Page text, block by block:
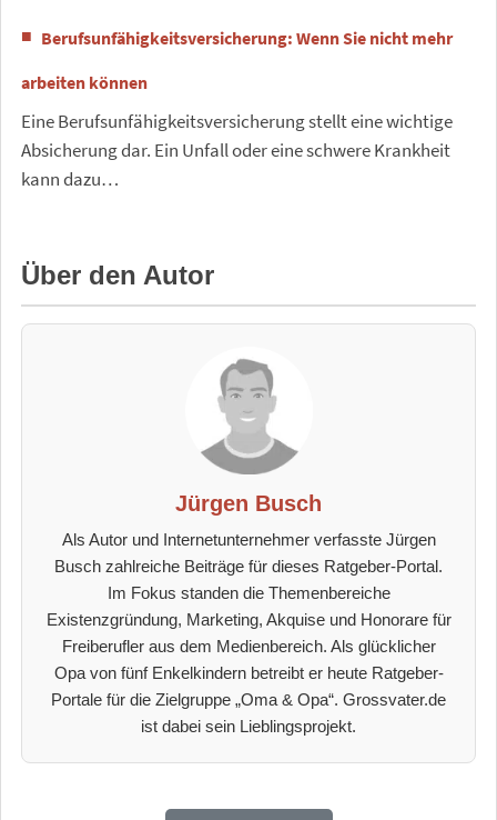
Berufsunfähigkeitsversicherung: Wenn Sie nicht mehr
arbeiten können
Eine Berufsunfähigkeitsversicherung stellt eine wichtige
Absicherung dar. Ein Unfall oder eine schwere Krankheit
kann dazu…
Über den Autor
Jürgen Busch
Als Autor und Internetunternehmer verfasste Jürgen
Busch zahlreiche Beiträge für dieses Ratgeber-Portal.
Im Fokus standen die Themenbereiche
Existenzgründung, Marketing, Akquise und Honorare für
Freiberufler aus dem Medienbereich. Als glücklicher
Opa von fünf Enkelkindern betreibt er heute Ratgeber-
Portale für die Zielgruppe „Oma & Opa“. Grossvater.de
ist dabei sein Lieblingsprojekt.